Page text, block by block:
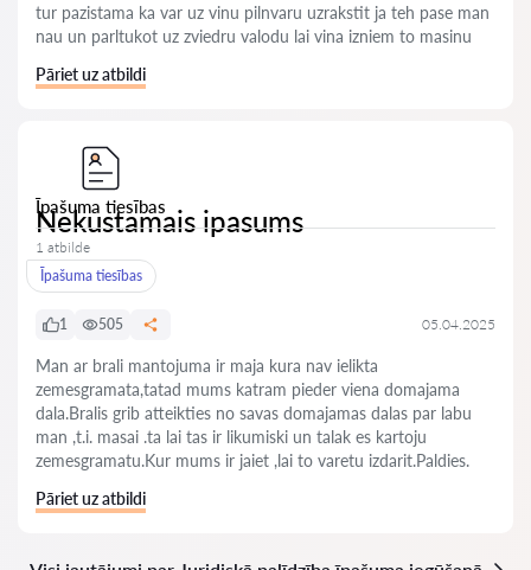
tur pazistama ka var uz vinu pilnvaru uzrakstit ja teh pase man
nau un parltukot uz zviedru valodu lai vina izniem to masinu
Pāriet uz atbildi
Īpašuma tiesības
Nekustamais ipasums
1 atbilde
Īpašuma tiesības
1 505 05.04.2025
Man ar brali mantojuma ir maja kura nav ielikta
zemesgramata,tatad mums katram pieder viena domajama
dala.Bralis grib atteikties no savas domajamas dalas par labu
man ,t.i. masai .ta lai tas ir likumiski un talak es kartoju
zemesgramatu.Kur mums ir jaiet ,lai to varetu izdarit.Paldies.
Pāriet uz atbildi